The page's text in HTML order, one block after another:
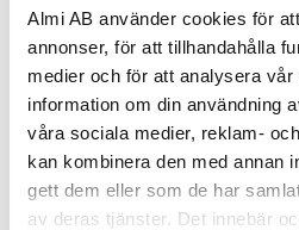
Almi AB använder cookies för
annonser, för att tillhandahålla
medier och för att analysera
information om din användning
våra sociala medier, reklam-
kan kombinera den med annan
gett dem eller som de har
av deras tjänster. Det innebär
Under åren när inte
Techinovafinansieringfrån
– Framför allt de första åren
men vi hade en oerhörd stor
och finansierade. Inte minst
försäljningen gick ned. Hos
mycket stöd längs vägen.